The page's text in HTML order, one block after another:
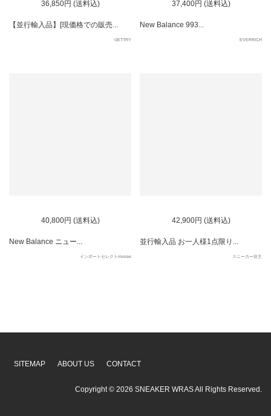
36,850円 (送料込)
【並行輸入品】[現価格での販売...
GETTRY
37,400円 (送料込)
New Balance 993...
EVERRICH
40,800円 (送料込)
New Balance ニュー...
インポートセレクトmusee
42,900円 (送料込)
並行輸入品 お一人様1点限り...
スニーカー坊主
SITEMAP ABOUT US CONTACT
Copyright © 2026 SNEAKER WRASAll Rights Reserved.